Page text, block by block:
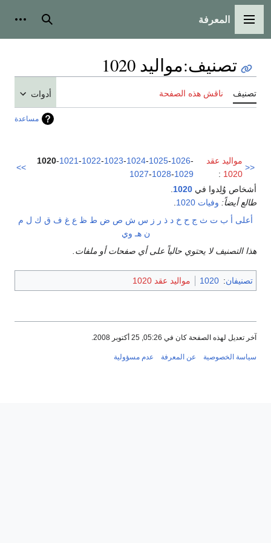
القائمة الرئيسية
المعرفة بحث
تصنيف:مواليد 1020
تصنيف ناقش هذه الصفحة أدوات
مساعدة
<<
مواليد عقد
1020
:
1020-1021-1022-1023-1024-1025-1026-
1027-1028-1029
>>
أشخاص وُلِدوا في 1020
طالع أيضاً: وفيات 1020
أعلى أ ب ت ث ج ح خ د ذ ر ز س ش ص ض ط ظ ع غ ف ق ك ل م
ن هـ وي
هذا التصنيف لا يحتوي حالياً على أي صفحات أو ملفات.
تصنيفان:
1020 مواليد عقد 1020
آخر تعديل لهذه الصفحة كان في 05:26, 25 أكتوبر 2008.
سياسة الخصوصية عن المعرفة عدم مسؤولية